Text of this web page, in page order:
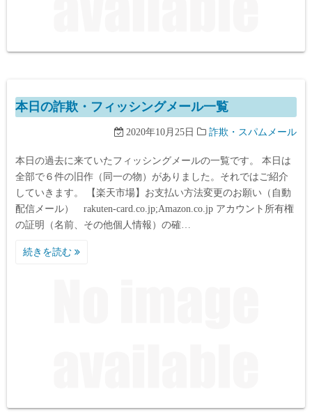
本日の詐欺・フィッシングメール一覧
2020年10月25日 詐欺・スパムメール
本日の過去に来ていたフィッシングメールの一覧です。 本日は
全部で６件の旧作（同一の物）がありました。それではご紹介
していきます。 【楽天市場】お支払い方法変更のお願い（自動
配信メール） rakuten-card.co.jp;Amazon.co.jp アカウント所有権
の証明（名前、その他個人情報）の確…
続きを読む